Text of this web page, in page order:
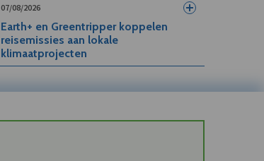
07/08/2026
Earth+ en Greentripper koppelen
reisemissies aan lokale
klimaatprojecten